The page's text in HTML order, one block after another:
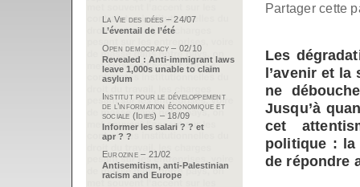
Partager cette
Les
l’avenir et la
ne
Jusqu’à
cet
politique : la
de répondre
La Vie des idées – 24/07
L’éventail de l’été
Open democracy – 02/10
Revealed : Anti-immigrant laws
leave 1,000s unable to claim
asylum
Institut pour le développement
de l’information économique et
sociale (Idies) – 18/09
Informer les salari ? ? et
apr ? ?
Eurozine – 21/02
Antisemitism, anti-Palestinian
racism and Europe